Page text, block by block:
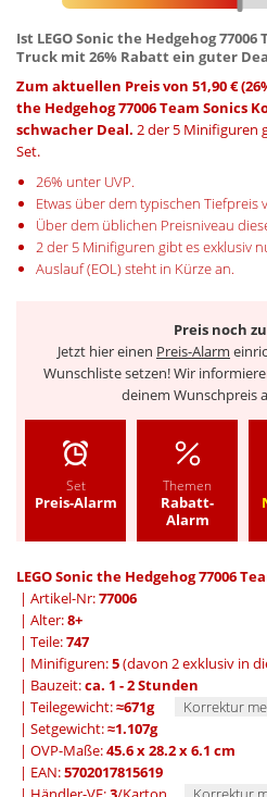
Ist LEGO Sonic the Hedgehog
Truck mit 26% Rabatt ein guter
Zum aktuellen Preis von 51,90 €
the Hedgehog 77006 Team Sonics
schwacher Deal. 2 der 5 Minifiguren
Set.
26% unter UVP.
Etwas über dem typischen Tiefpreis
Über dem üblichen Preisniveau
2 der 5 Minifiguren gibt es exklusiv
Auslauf (EOL) steht in Kürze an.
Preis noch
Jetzt hier einen Preis-Alarm
Wunschliste setzen! Wir
deinem Wunschpreis
Set
Preis-Alarm
Themen
Rabatt-
Alarm
LEGO Sonic the Hedgehog 77006
| Artikel-Nr:77006
| Alter:8+
| Teile:747
| Minifiguren:5(davon 2 exklusiv in
| Bauzeit:ca. 1 - 2 Stunden
| Teilegewicht:≈671g
Korrektur
| Setgewicht:≈1.107g
| OVP-Maße:45.6 x 28.2 x 6.1 cm
| EAN:5702017815619